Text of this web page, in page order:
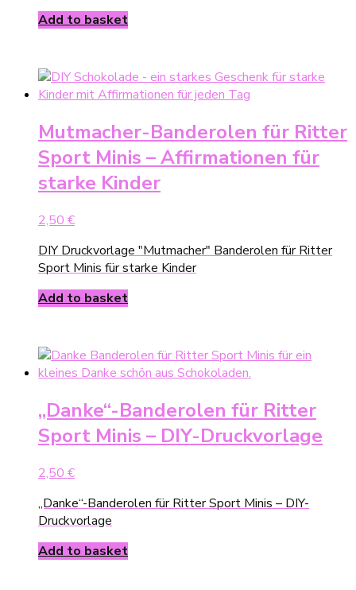
Add to basket
Mutmacher-Banderolen für Ritter
Sport Minis – Affirmationen für
starke Kinder
2,50 €
DIY Druckvorlage "Mutmacher" Banderolen für Ritter
Sport Minis für starke Kinder
Add to basket
„Danke“-Banderolen für Ritter
Sport Minis – DIY-Druckvorlage
2,50 €
„Danke“-Banderolen für Ritter Sport Minis – DIY-
Druckvorlage
Add to basket